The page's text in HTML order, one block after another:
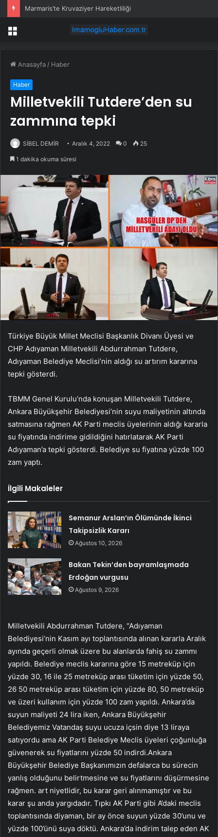
Marmaris’te Kruvaziyer Hareketliliği
Menü
Anasayfa / Haber
Haber
Milletvekili Tutdere’den su
zammına tepki
SİBEL DEMİR Aralık 4, 2022 0 25
1 dakika okuma süresi
Türkiye Büyük Millet Meclisi Başkanlık Divanı Üyesi ve
CHP Adıyaman Milletvekili Abdurrahman Tutdere,
Adıyaman Belediye Meclisi’nin aldığı su artırım kararına
tepki gösterdi.
TBMM Genel Kurulu’nda konuşan Milletvekili Tutdere,
Ankara Büyükşehir Belediyesi’nin suyu maliyetinin altında
satmasına rağmen AK Parti meclis üyelerinin aldığı kararla
su fiyatında indirime gidildiğini hatırlatarak AK Parti
Adıyaman’a tepki gösterdi. Belediye su fiyatına yüzde 100
zam yaptı.
İlgili Makaleler
Semanur Arslan’ın Ölümünde İkinci
Takipsizlik Kararı
Ağustos 10, 2026
Bakan Tekin’den bayramlaşmada
Erdoğan vurgusu
Ağustos 9, 2026
Milletvekili Abdurrahman Tutdere, “Adıyaman
Belediyesi’nin Kasım ayı toplantısında alınan kararla Aralık
ayında geçerli olmak üzere bu alanlarda fahiş su zammı
yapıldı. Belediye meclis kararına göre 15 metreküp için
yüzde 30, 16 ile 25 metreküp arası tüketim için yüzde 50,
26 50 metreküp arası tüketim için yüzde 80, 50 metreküp
ve üzeri kullanım için yüzde 100 zam yapıldı. Ankara’da
suyun maliyeti 24 lira iken, Ankara Büyükşehir
Belediyemiz Vatandaş suyu ucuza içsin diye 13 liraya
satıyordu ama AK Parti Belediye Meclis üyeleri çoğunluğa
güvenerek su fiyatlarını yüzde 50 indirdi.Ankara
Büyükşehir Belediye Başkanımızın defalarca bu sürecin
yanlış olduğunu belirtmesine ve su fiyatlarını düşürmesine
rağmen. art niyetlidir, bu karar geri alınmamıştır ve bu
karar şu anda yargıdadır. Tıpkı AK Parti gibi A’daki meclis
toplantısında diyaman, bir ay önce suyun yüzde 30’unu ve
yüzde 100’ünü suya döktü. Ankara’da indirim talep eden AK